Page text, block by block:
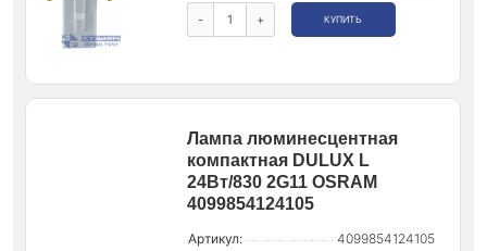
- + КУПИТЬ
Лампа люминесцентная
компактная DULUX L
24Вт/830 2G11 OSRAM
4099854124105
Артикул: 4099854124105